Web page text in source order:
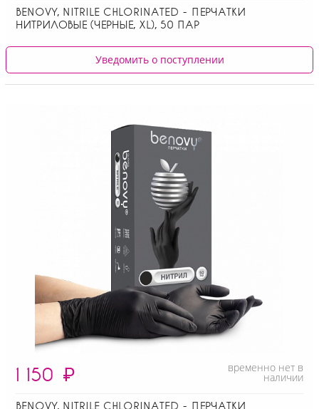
BENOVY, NITRILE CHLORINATED - ПЕРЧАТКИ
НИТРИЛОВЫЕ (ЧЕРНЫЕ, XL), 50 ПАР
Уведомить о поступлении
1 150 ₽ временно нет в
наличии
BENOVY, NITRILE CHLORINATED - ПЕРЧАТКИ